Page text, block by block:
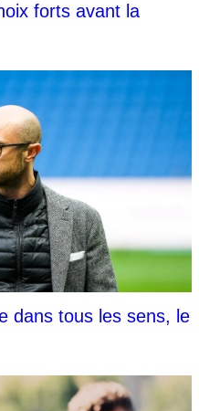
forts avant la
dans tous les sens, le